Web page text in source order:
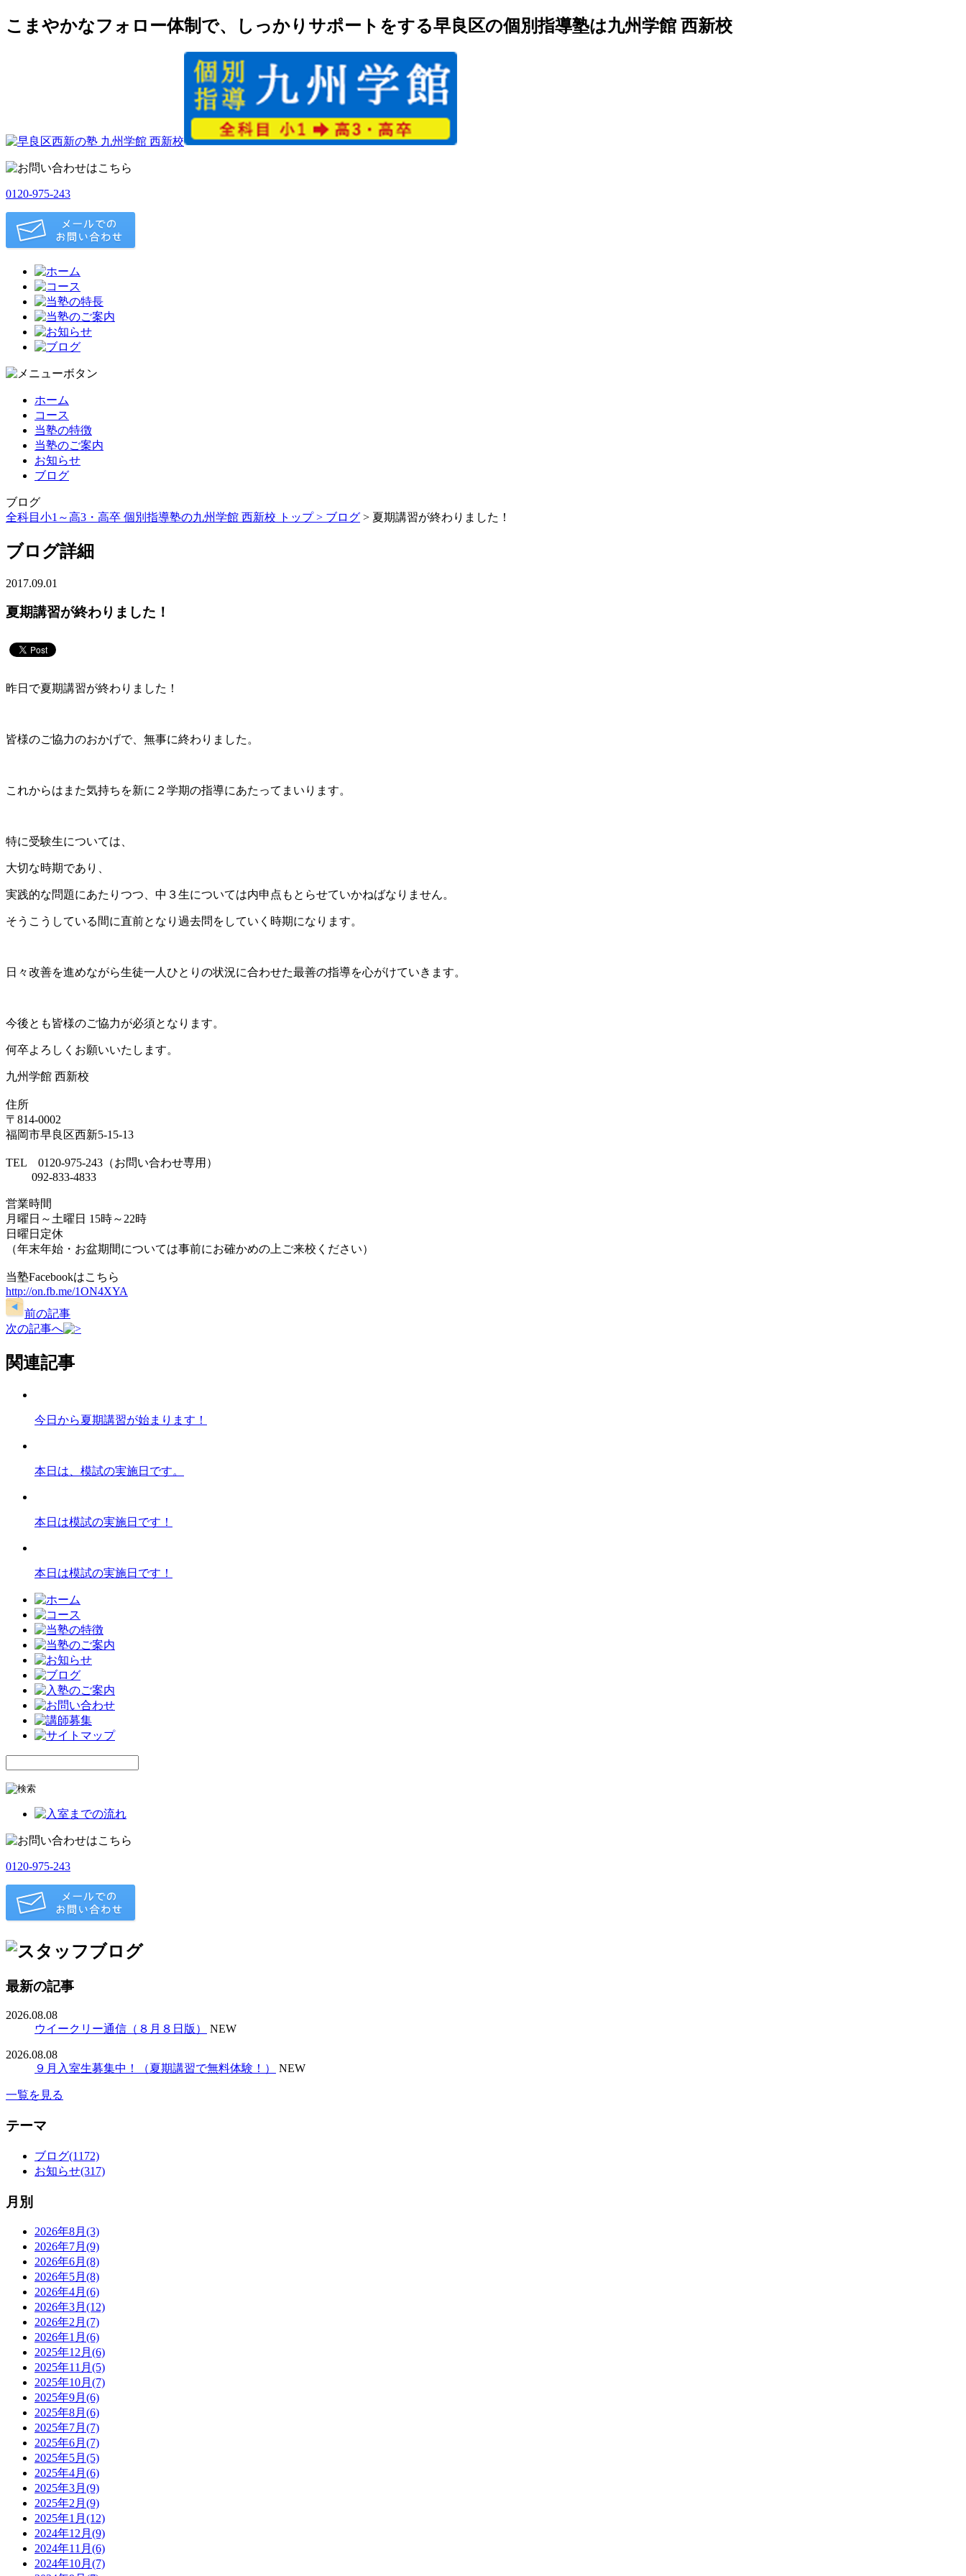
こまやかなフォロー体制で、しっかりサポートをする早良区の個別指導塾は九州学館 西新校
0120-975-243
ホーム
コース
当塾の特徴
当塾のご案内
お知らせ
ブログ
ブログ
全科目小1～高3・高卒 個別指導塾の九州学館 西新校 トップ > ブログ > 夏期講習が終わりました！
ブログ詳細
2017.09.01
夏期講習が終わりました！
昨日で夏期講習が終わりました！
皆様のご協力のおかげで、無事に終わりました。
これからはまた気持ちを新に２学期の指導にあたってまいります。
特に受験生については、
大切な時期であり、
実践的な問題にあたりつつ、中３生については内申点もとらせていかねばなりません。
そうこうしている間に直前となり過去問をしていく時期になります。
日々改善を進めながら生徒一人ひとりの状況に合わせた最善の指導を心がけていきます。
今後とも皆様のご協力が必須となります。
何卒よろしくお願いいたします。
九州学館 西新校
住所
〒814-0002
福岡市早良区西新5-15-13
TEL 0120-975-243（お問い合わせ専用）
092-833-4833
営業時間
月曜日～土曜日 15時～22時
日曜日定休
（年末年始・お盆期間については事前にお確かめの上ご来校ください）
当塾Facebookはこちら
http://on.fb.me/1ON4XYA
前の記事
次の記事へ
関連記事
今日から夏期講習が始まります！
本日は、模試の実施日です。
本日は模試の実施日です！
本日は模試の実施日です！
0120-975-243
最新の記事
2026.08.08
ウイークリー通信（８月８日版）
NEW
2026.08.08
９月入室生募集中！（夏期講習で無料体験！）
NEW
一覧を見る
テーマ
ブログ(1172)
お知らせ(317)
月別
2026年8月(3)
2026年7月(9)
2026年6月(8)
2026年5月(8)
2026年4月(6)
2026年3月(12)
2026年2月(7)
2026年1月(6)
2025年12月(6)
2025年11月(5)
2025年10月(7)
2025年9月(6)
2025年8月(6)
2025年7月(7)
2025年6月(7)
2025年5月(5)
2025年4月(6)
2025年3月(9)
2025年2月(9)
2025年1月(12)
2024年12月(9)
2024年11月(6)
2024年10月(7)